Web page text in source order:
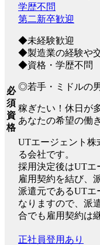
必
須
資
格
学歴不問
第二新卒歓迎
◆未経験歓迎
◆製造業の経験や
◆資格・学歴不問
◎若手・ミドルの
稼ぎたい！休日が
あなたの希望の働
UTエージェント株
る会社です。
採用決定後はUTエ
雇用契約を結び、
派遣元であるUTエ
なりますので、派
合でも雇用契約は
正社員登用あり